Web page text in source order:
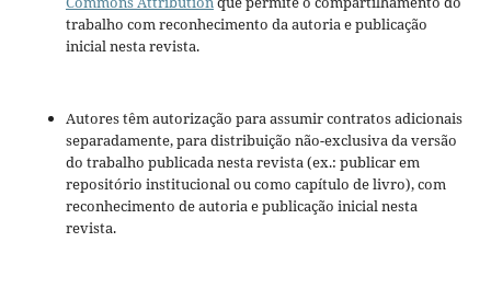
trabalho com reconhecimento da autoria e publicação
inicial nesta revista.
Autores têm autorização para assumir contratos adicionais
separadamente, para distribuição não-exclusiva da versão
do trabalho publicada nesta revista (ex.: publicar em
repositório institucional ou como capítulo de livro), com
reconhecimento de autoria e publicação inicial nesta
revista.